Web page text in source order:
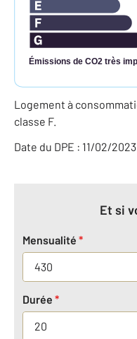
Émissions de CO2 très
Logement à
classe F.
Date du DPE : 11/02/2023
Et si
Mensualité *
Durée *